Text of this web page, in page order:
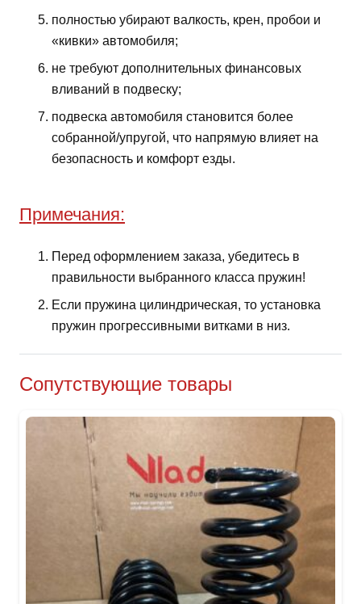
полностью убирают валкость, крен, пробои и
«кивки» автомобиля;
не требуют дополнительных финансовых
вливаний в подвеску;
подвеска автомобиля становится более
собранной/упругой, что напрямую влияет на
безопасность и комфорт езды.
Примечания:
Перед оформлением заказа, убедитесь в
правильности выбранного класса пружин!
Если пружина цилиндрическая, то установка
пружин прогрессивными витками в низ.
Сопутствующие товары